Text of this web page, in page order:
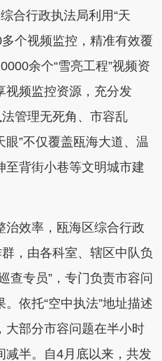
行政执法局利用“天
多个视频监控，精准有效覆
余个“雪亮工程”视频资
视频监控资源，充分发
管理无死角、市容乱
眼”不仅覆盖瓯海大道、温
至背街小巷等文明城市建
效率，瓯海区综合行政
，由各科室、辖区中队负
查专员”，专门负责市容问
依托“空中执法”地址描述
大部分市容问题在半小时
减半。自4月底以来，共发